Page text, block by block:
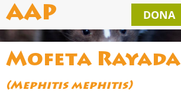
al
contenido
AAP DONA
Mofeta Rayada
(Mephitis mephitis)